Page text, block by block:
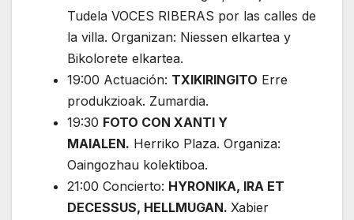
Tudela VOCES RIBERAS por las calles de
la villa. Organizan: Niessen elkartea y
Bikolorete elkartea.
19:00 Actuación: TXIKIRINGITO Erre
produkzioak. Zumardia.
19:30 FOTO CON XANTI Y
MAIALEN. Herriko Plaza. Organiza:
Oaingozhau kolektiboa.
21:00 Concierto: HYRONIKA, IRA ET
DECESSUS, HELLMUGAN. Xabier